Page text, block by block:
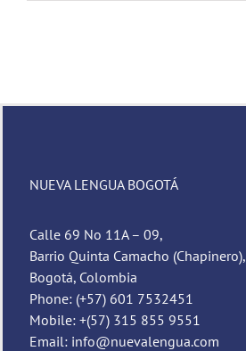
NUEVA LENGUA BOGOTÁ
Calle 69 No 11A – 09,
Barrio Quinta Camacho (Chapinero),
Bogotá, Colombia
Phone: (+57) 601 7532451
Mobile: +(57) 315 855 9551
Email: info@nuevalengua.com